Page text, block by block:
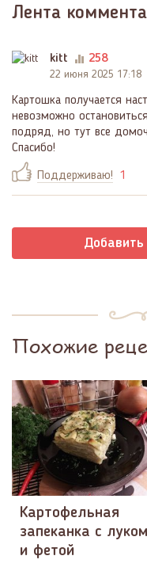
Лента
kitt
258
22 июня 2025 17:18
Картошка получается
невозможно
подряд, но тут все
Спасибо!
Поддерживаю! 1
Похожие
Картофельная
запеканка с луком
и фетой